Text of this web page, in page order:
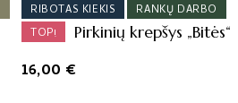
RIBOTAS KIEKIS
RANKŲ DARBO
TOP!
Pirkinių krepšys „Bitės“
16,00 €